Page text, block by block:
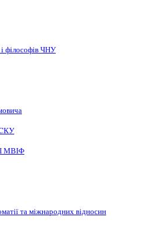
і філософів ЧНУ
МВІФ
та міжнародних відносин